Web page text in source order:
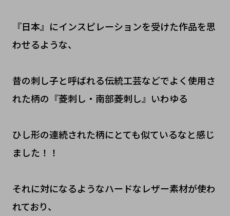
『日本』にインスピレーションを受けた作品を思
わせるような、
昔の刺し子と呼ばれる伝統工芸などでよく使用さ
れた柄の『菱刺し・南部菱刺し』いわゆる
ひし形の連続された柄にとても似ているなと感じ
ました！！
それに対になるようなハードなレザー素材が使わ
れており、